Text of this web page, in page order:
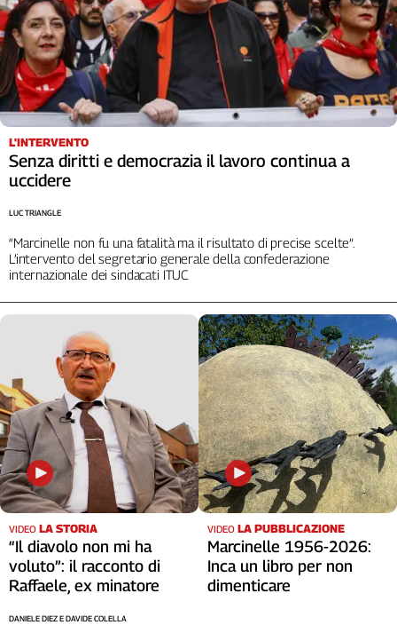
L'INTERVENTO
Senza diritti e democrazia il lavoro continua a
uccidere
“Marcinelle non fu una fatalità ma il risultato di precise scelte”.
L’intervento del segretario generale della confederazione
internazionale dei sindacati ITUC
LUC TRIANGLE
VIDEO LA STORIA
“Il diavolo non mi ha
voluto”: il racconto di
Raffaele, ex minatore
DANIELE DIEZ E DAVIDE COLELLA
VIDEO LA PUBBLICAZIONE
Marcinelle 1956-2026:
Inca un libro per non
dimenticare